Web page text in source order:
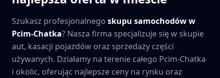
Szukasz profesjonalnego skupu samochodów w
Pcim-Chatka? Nasza firma specjalizuje się w skupie
aut, kasacji pojazdów oraz sprzedaży części
używanych. Działamy na terenie całego Pcim-Chatka
i okolic, oferując najlepsze ceny na rynku oraz